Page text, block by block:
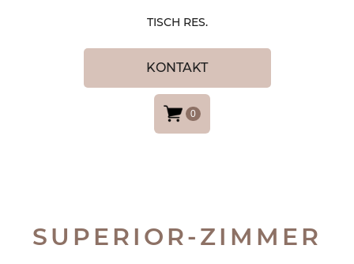
TISCH RES.
KONTAKT
0
SUPERIOR-ZIMMER